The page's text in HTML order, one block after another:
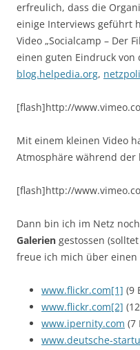
erfreulich, dass die
einige Interviews geführt
Video „Socialcamp – Der
einen guten Eindruck
blog.helpedia.org,
[flash]http://
Mit einem kleinen Video
Atmosphäre während der
[flash]http://
Dann bin ich im Netz
Galerien gestossen
freue ich mich über
www.flickr.com[1] (9
www.flickr.com[2]
www.ipernity.com (7
www.deutsche-